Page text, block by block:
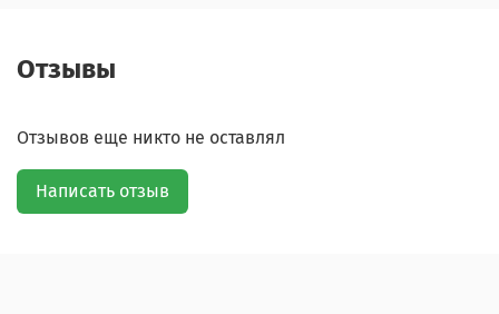
Отзывы
Отзывов еще никто не оставлял
Написать отзыв